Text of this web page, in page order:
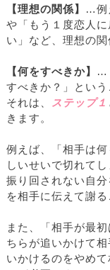
【理想の関係】
…例
や「もう１度恋人
い」など、理想の関
【何をすべきか】
…
すべきか？」という
それは、 ステップ１
きます。
例えば、「相手は
しいせいで切れて
振り回されない自
を相手に伝えて謝る
また、「相手が最
ちらが追いかけて
いかけるのをやめ